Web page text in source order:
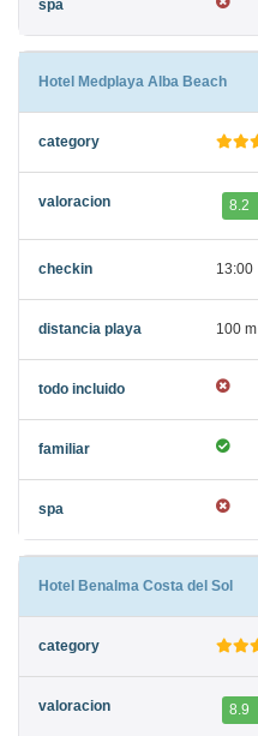
Hotel Medplaya Alba Beach
8.2
13:00
100 m
Hotel Benalma Costa del Sol
8.9